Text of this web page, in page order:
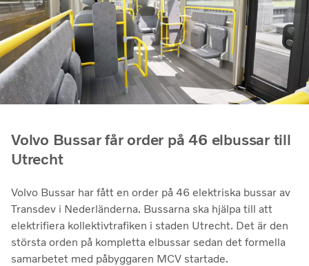
Volvo Bussar får order på 46 elbussar till
Utrecht
Volvo Bussar har fått en order på 46 elektriska bussar av
Transdev i Nederländerna. Bussarna ska hjälpa till att
elektrifiera kollektivtrafiken i staden Utrecht. Det är den
största orden på kompletta elbussar sedan det formella
samarbetet med påbyggaren MCV startade.